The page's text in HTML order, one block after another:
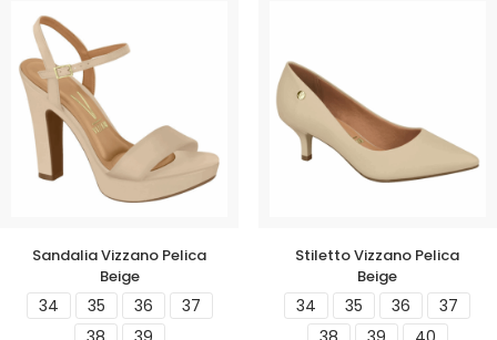
Sandalia Vizzano Pelica
Beige
34 35 36
37
Stiletto Vizzano Pelica
Beige
34 35 36
37